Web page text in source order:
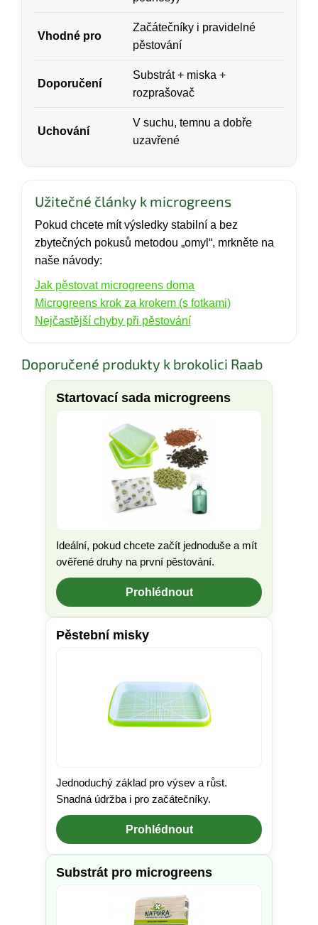
Vhodné pro
Začátečníky i pravidelné
pěstování
Doporučení
Substrát + miska +
rozprašovač
Uchování
V suchu, temnu a dobře
uzavřené
Užitečné články k microgreens
Pokud chcete mít výsledky stabilní a bez
zbytečných pokusů metodou „omyl“, mrkněte na
naše návody:
Jak pěstovat microgreens doma
Microgreens krok za krokem (s fotkami)
Nejčastější chyby při pěstování
Doporučené produkty k brokolici Raab
Startovací sada microgreens
Ideální, pokud chcete začít jednoduše a mít
ověřené druhy na první pěstování.
Prohlédnout
Pěstební misky
Jednoduchý základ pro výsev a růst.
Snadná údržba i pro začátečníky.
Prohlédnout
Substrát pro microgreens